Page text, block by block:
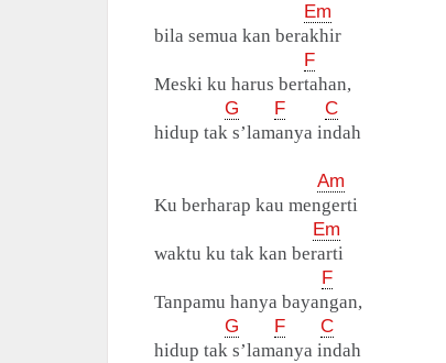
Em
bila semua kan berakhir
F
Meski ku harus bertahan,
G
F
C
hidup tak s’lamanya indah
Am
Ku berharap kau mengerti
Em
waktu ku tak kan berarti
F
Tanpamu hanya bayangan,
G
F
C
hidup tak s’lamanya indah